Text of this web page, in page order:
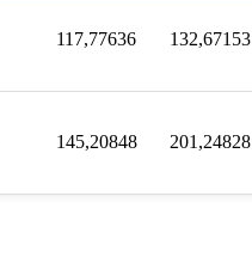
117,77636 132,67153
145,20848 201,24828